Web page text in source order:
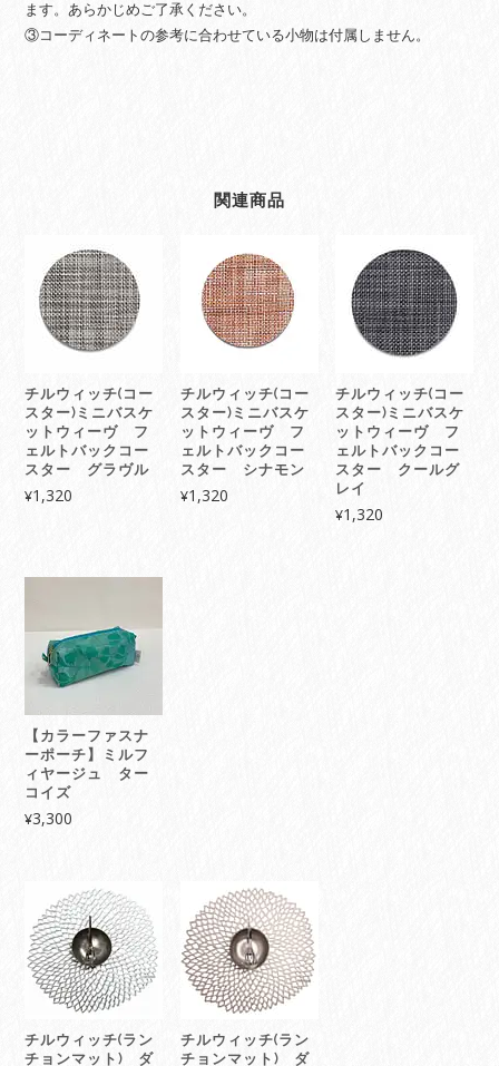
ー
コ
ます。あらかじめご了承ください。
③コーディネートの参考に合わせている小物は付属しません。
関連商品
チルウィッチ(コー
スター)ミニバスケ
ットウィーヴ フ
ェルトバックコー
スター グラヴル
¥1,320
チルウィッチ(コー
スター)ミニバスケ
ットウィーヴ フ
ェルトバックコー
スター シナモン
¥1,320
チルウィッチ(コー
スター)ミニバスケ
ットウィーヴ フ
ェルトバックコー
スター クールグ
レイ
¥1,320
【カラーファスナ
ーポーチ】ミルフ
ィヤージュ ター
コイズ
¥3,300
チルウィッチ(ラン
チョンマット) ダ
チルウィッチ(ラン
チョンマット) ダ